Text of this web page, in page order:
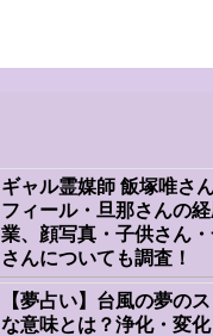
ギャル霊媒師 飯塚唯さ
フィール・旦那さんの
業、顔写真・子供さん
さんについても調査！
【夢占い】台風の夢の
な意味とは？浄化・変